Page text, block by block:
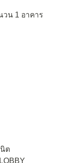
วน 1 อาคาร
ต